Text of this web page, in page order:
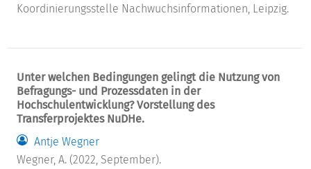
Koordinierungsstelle Nachwuchsinformationen, Leipzig.
Unter welchen Bedingungen gelingt die Nutzung von
Befragungs- und Prozessdaten in der
Hochschulentwicklung? Vorstellung des
Transferprojektes NuDHe.
Antje Wegner
Wegner, A. (2022, September).